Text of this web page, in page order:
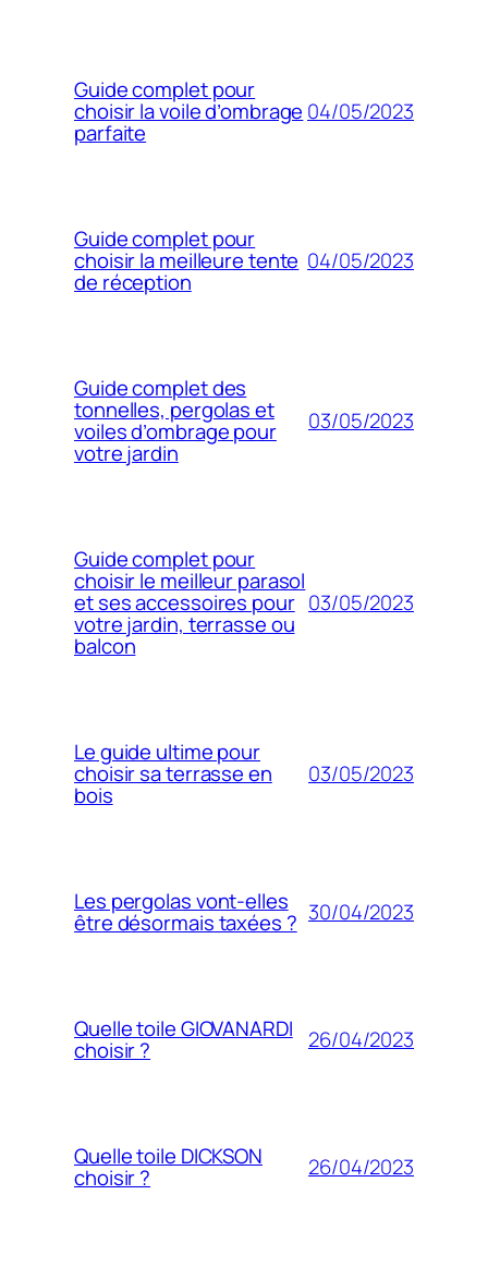
Guide complet pour
choisir la voile d’ombrage
parfaite
04/05/2023
Guide complet pour
choisir la meilleure tente
de réception
04/05/2023
Guide complet des
tonnelles, pergolas et
voiles d’ombrage pour
votre jardin
03/05/2023
Guide complet pour
choisir le meilleur parasol
et ses accessoires pour
votre jardin, terrasse ou
balcon
03/05/2023
Le guide ultime pour
choisir sa terrasse en
bois
03/05/2023
Les pergolas vont-elles
être désormais taxées ? 30/04/2023
Quelle toile GIOVANARDI
choisir ? 26/04/2023
Quelle toile DICKSON
choisir ? 26/04/2023